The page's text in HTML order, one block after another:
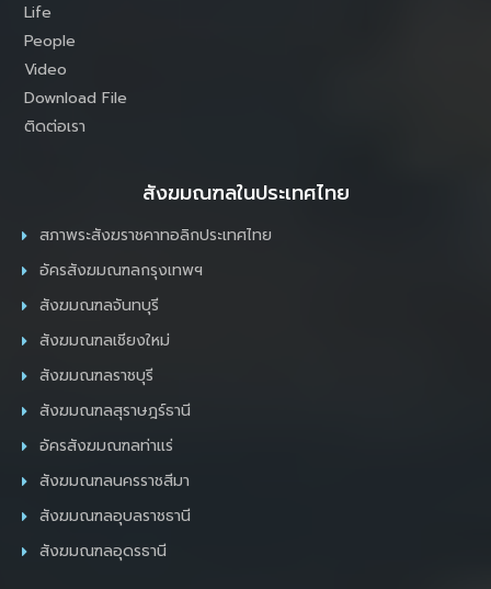
Life
People
Video
Download File
ติดต่อเรา
สังฆมณฑลในประเทศไทย
สภาพระสังฆราชคาทอลิกประเทศไทย
อัครสังฆมณฑลกรุงเทพฯ
สังฆมณฑลจันทบุรี
สังฆมณฑลเชียงใหม่
สังฆมณฑลราชบุรี
สังฆมณฑลสุราษฎร์ธานี
อัครสังฆมณฑลท่าแร่
สังฆมณฑลนครราชสีมา
สังฆมณฑลอุบลราชธานี
สังฆมณฑลอุดรธานี